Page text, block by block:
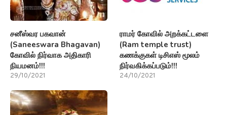
சனீஸ்வர பகவான்
(Saneeswara Bhagavan)
கோவில் நிர்வாக அதிகாரி
நியமனம்!!!
29/10/2021
ராமர் கோவில் அறக்கட்டளை
(Ram temple trust)
கணக்குகள் டிசிஎஸ் மூலம்
நிர்வகிக்கப்படும்!!!
24/10/2021